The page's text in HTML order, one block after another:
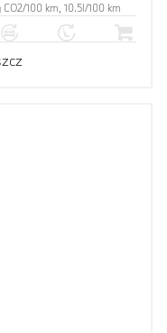
100 km, 10.5l/100 km